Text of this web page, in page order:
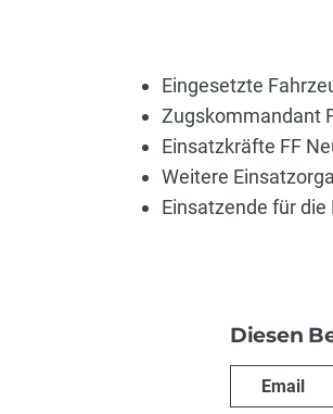
Eingesetzte
Zugskommandant
Einsatzkräfte FF
Weitere
Einsatzende für die
Diesen
Email